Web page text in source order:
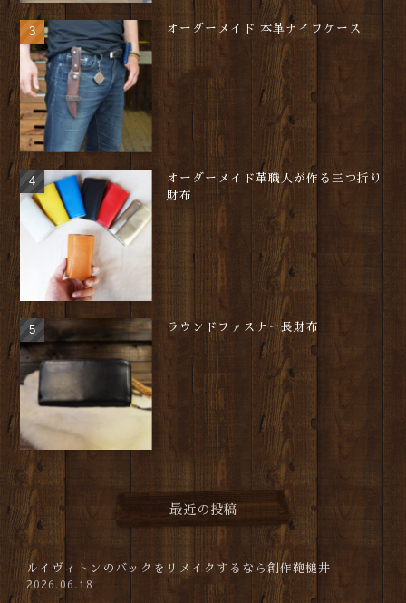
オーダーメイド 本革ナイフケース
オーダーメイド革職人が作る三つ折り
財布
ラウンドファスナー長財布
最近の投稿
ルイヴィトンのバックをリメイクするなら創作鞄槌井
2026.06.18